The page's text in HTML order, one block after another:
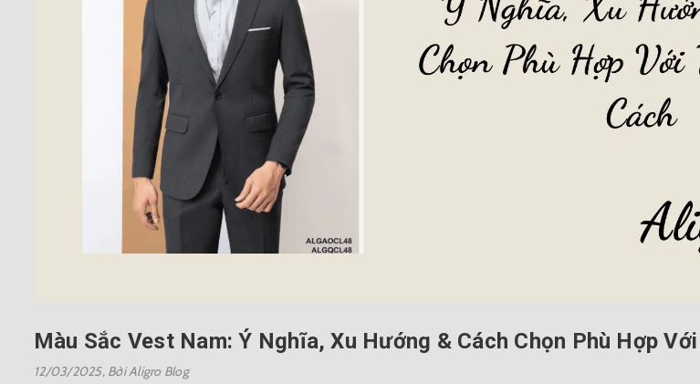
Màu Sắc Vest Nam: Ý Nghĩa, Xu Hướng & Cách Chọn Phù Hợp
12/03/2025, Bởi Aligro Blog